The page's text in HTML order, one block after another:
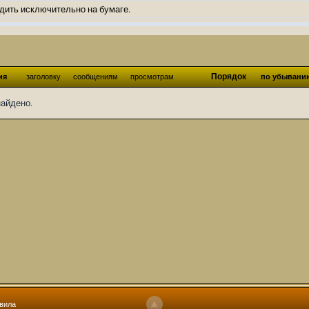
исключительно на бумаге.
и Ангелы из Ада были и будут только на бумаге.
Ангелов из Ада, а в электронном варианте нету вариантов?
какие, подскажите пожалуйста?)
аболетов на бусти:
раньше?
процесс не очень быстрый будет. Думаю в течении 1-2 месяцев
с телефона не очень удобно)
по ходу чтения правлю. Получается не совнлитературный перевод,
заголовку сообщениям просмотрам Порядок по